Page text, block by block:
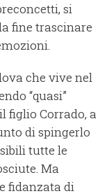
si
fine trascinare
che vive nel
“quasi”
figlio Corrado, a
di spingerlo
tutte le
Ma
fidanzata di